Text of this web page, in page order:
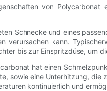
von
Schnecke und eines
verursachen kann.
bis zur Einspritzdüse, um
hat einen
sowie eine Unterhitzung,
kontinuierlich und